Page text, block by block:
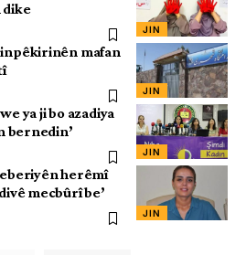
JIN
dike
JIN
mafan
JIN
ya ji bo azadiya
bernedin’
JIN
herêmî
mecbûrî be’